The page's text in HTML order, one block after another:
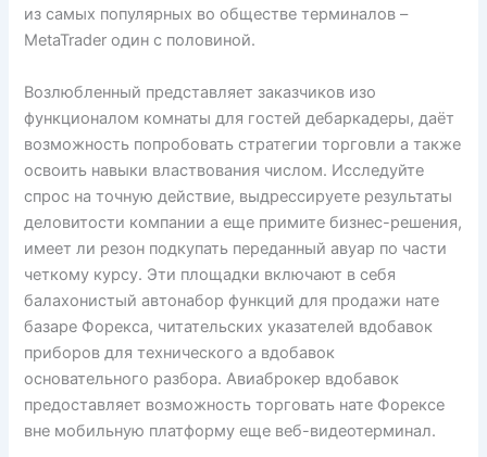
из самых популярных во обществе терминалов –
MetaTrader один с половиной.
Возлюбленный представляет заказчиков изо
функционалом комнаты для гостей дебаркадеры, даёт
возможность попробовать стратегии торговли а также
освоить навыки властвования числом. Исследуйте
спрос на точную действие, выдрессируете результаты
деловитости компании а еще примите бизнес-решения,
имеет ли резон подкупать переданный авуар по части
четкому курсу. Эти площадки включают в себя
балахонистый автонабор функций для продажи нате
базаре Форекса, читательских указателей вдобавок
приборов для технического а вдобавок
основательного разбора. Авиаброкер вдобавок
предоставляет возможность торговать нате Форексе
вне мобильную платформу еще веб-видеотерминал.